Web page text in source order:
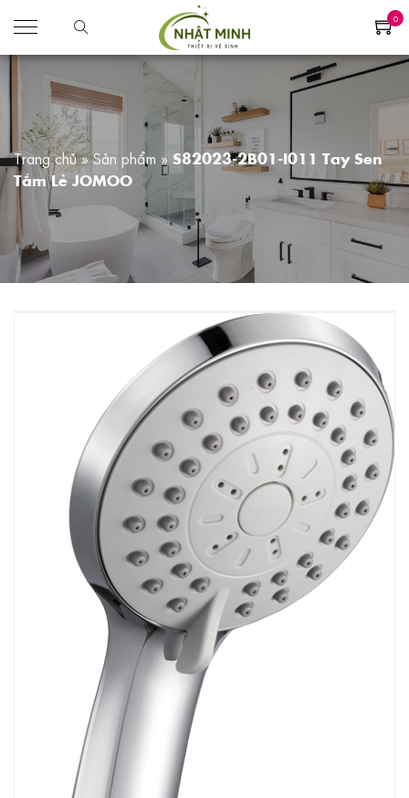
0
Trang chủ»Sản phẩm » S82023-2B01-I011 Tay Sen
Tắm Lẻ JOMOO